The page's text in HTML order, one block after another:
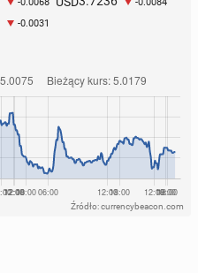
-0.0031
Źródło: currencybeacon.com